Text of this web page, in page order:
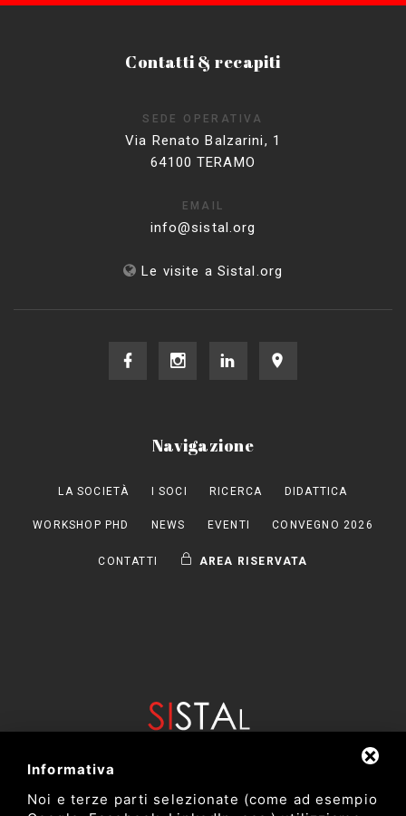
Contatti & recapiti
SEDE OPERATIVA
Via Renato Balzarini, 1
64100 TERAMO
EMAIL
info@sistal.org
Le visite a Sistal.org
Navigazione
LA SOCIETÀ I SOCI RICERCA DIDATTICA
WORKSHOP PHD NEWS EVENTI CONVEGNO 2026
CONTATTI AREA RISERVATA
Informativa
Noi e terze parti selezionate (come ad esempio